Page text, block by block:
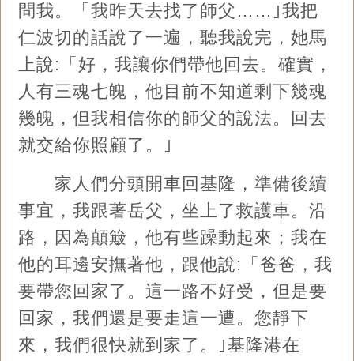
問我。「我昨天去找了師父……｣我把
仁波切的話說了一遍，聽我說完，她馬
上說:「好，我讓你們帶他回去。確實，
人有三魂七魄，他目前不知道剩下幾魂
幾魄，但我相信你的師父的說法。回去
就交給你照顧了。｣
家人們分頭開車回基隆，準備後續
事宜，我跟著岳父，坐上了救護車。沿
路，因為顛簸，他有些躁動起來；我在
他的耳邊安撫著他，跟他說:「爸爸，我
要帶您回家了。這一路不好受，但是要
回家，我們還是要走這一遭。您靜下
來，我們很快就到家了。｣基隆港在